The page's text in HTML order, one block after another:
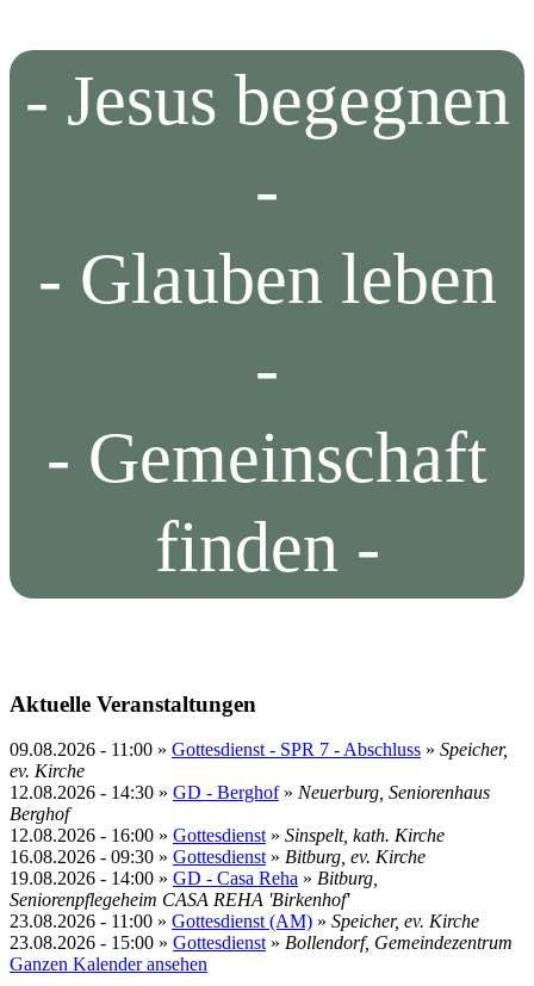
- Jesus begegnen
-
- Glauben leben
-
- Gemeinschaft
finden -
Aktuelle Veranstaltungen
09.08.2026 - 11:00 » Gottesdienst - SPR 7 - Abschluss » Speicher,
ev. Kirche
12.08.2026 - 14:30 » GD - Berghof» Neuerburg, Seniorenhaus
Berghof
12.08.2026 - 16:00 » Gottesdienst» Sinspelt, kath. Kirche
16.08.2026 - 09:30 » Gottesdienst» Bitburg, ev. Kirche
19.08.2026 - 14:00 » GD - Casa Reha » Bitburg,
Seniorenpflegeheim CASA REHA 'Birkenhof'
23.08.2026 - 11:00 » Gottesdienst (AM) » Speicher, ev. Kirche
23.08.2026 - 15:00 » Gottesdienst» Bollendorf, Gemeindezentrum
Ganzen Kalender ansehen